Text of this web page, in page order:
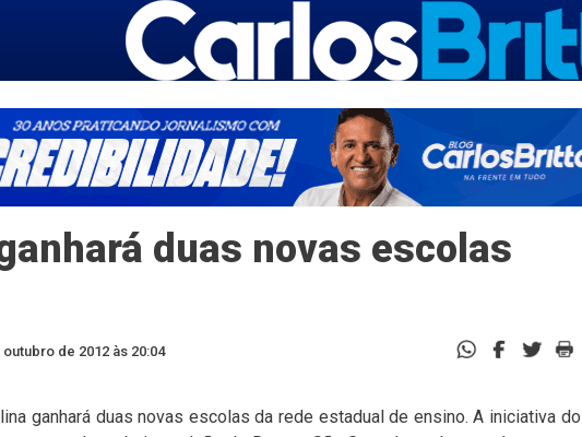
duas novas escolas
outubro de 2012 às 20:04
ganhará duas novas escolas da rede estadual de ensino. A iniciativa do